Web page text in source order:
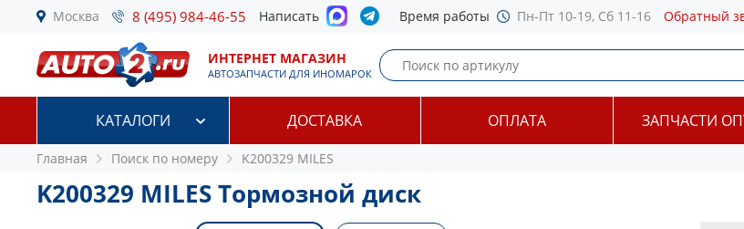
Москва 8 (495) 984-46-55 Написать Время работы Пн-Пт 10-19, Сб 11-16 Обратный
ИНТЕРНЕТ МАГАЗИН
АВТОЗАПЧАСТИ ДЛЯ ИНОМАРОК
КАТАЛОГИ ДОСТАВКА ОПЛАТА ЗАПЧАСТИ
Главная Поиск по номеру K200329 MILES
K200329 MILES Тормозной диск